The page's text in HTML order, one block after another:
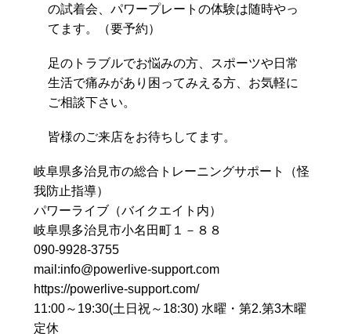
の試着会、パワープレートの体験は随時やっ
てます。（要予約）
足のトラブルでお悩みの方、スポーツや日常
生活で痛みがあり困ってみえる方、 お気軽に
ご相談下さい。
皆様のご来店をお待ちしてます。
岐阜県多治見市の総合トレーニングサポート（怪
我防止指導）
パワーライブ（バイクエイト内）
岐阜県多治見市小名田町１－８８
090-9928-3755
mail:info@powerlive-support.com
https://powerlive-support.com/
11:00～19:30(土日祝～18:30) 水曜・第2.第3木曜
定休